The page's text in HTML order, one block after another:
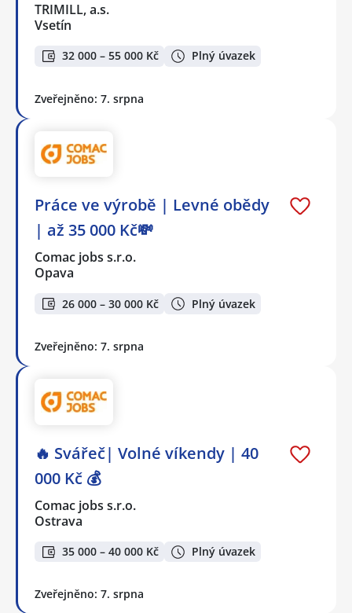
TRIMILL, a.s.
Vsetín
32 000 – 55 000 Kč Plný úvazek
Zveřejněno: 7. srpna
Práce ve výrobě | Levné obědy
| až 35 000 Kč💸
Comac jobs s.r.o.
Opava
26 000 – 30 000 Kč Plný úvazek
Zveřejněno: 7. srpna
🔥 Svářeč| Volné víkendy | 40
000 Kč 💰
Comac jobs s.r.o.
Ostrava
35 000 – 40 000 Kč Plný úvazek
Zveřejněno: 7. srpna